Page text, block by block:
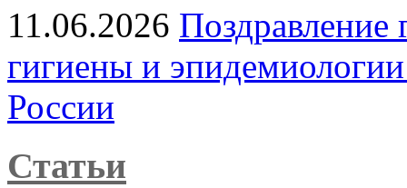
11.06.2026 Поздравление
гигиены и
России
Статьи